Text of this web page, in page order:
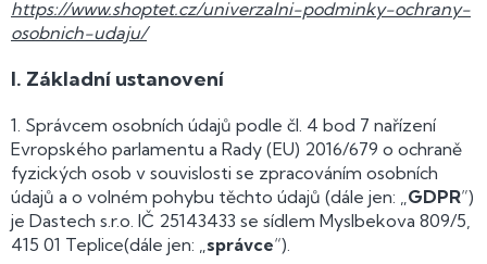
https://www.shoptet.cz/univerzalni-podminky-ochrany-
osobnich-udaju/
I. Základní ustanovení
1. Správcem osobních údajů podle čl. 4 bod 7 nařízení
Evropského parlamentu a Rady (EU) 2016/679 o ochraně
fyzických osob v souvislosti se zpracováním osobních
údajů a o volném pohybu těchto údajů (dále jen: „GDPR”)
je Dastech s.r.o. IČ 25143433 se sídlem Myslbekova 809/5,
415 01 Teplice(dále jen: „správce“).